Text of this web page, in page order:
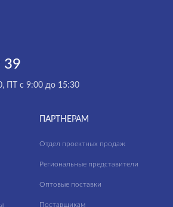
39
ПТ с 9:00 до 15:30
ПАРТНЕРАМ
Отдел проектных продаж
Региональные представители
Оптовые поставки
Поставщикам